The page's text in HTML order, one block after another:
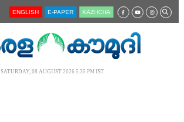
ENGLISH E-PAPER KĀZHCHA
SATURDAY, 08 AUGUST 2026 5.35 PM IST